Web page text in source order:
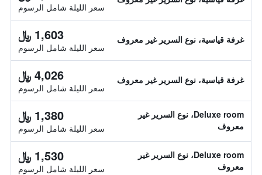
سعر الليلة شامل الرسوم
غرفة قياسية، نوع السرير غير معروف 1,603 ﷼
سعر الليلة شامل الرسوم
غرفة قياسية، نوع السرير غير معروف 4,026 ﷼
سعر الليلة شامل الرسوم
Deluxe room، نوع السرير غير
معروف
1,380 ﷼
سعر الليلة شامل الرسوم
Deluxe room، نوع السرير غير
معروف
1,530 ﷼
سعر الليلة شامل الرسوم